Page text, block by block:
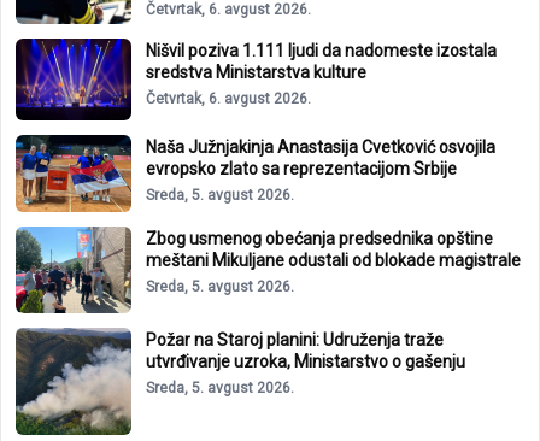
Četvrtak, 6. avgust 2026.
Nišvil poziva 1.111 ljudi da nadomeste izostala
sredstva Ministarstva kulture
Četvrtak, 6. avgust 2026.
Naša Južnjakinja Anastasija Cvetković osvojila
evropsko zlato sa reprezentacijom Srbije
Sreda, 5. avgust 2026.
Zbog usmenog obećanja predsednika opštine
meštani Mikuljane odustali od blokade magistrale
Sreda, 5. avgust 2026.
Požar na Staroj planini: Udruženja traže
utvrđivanje uzroka, Ministarstvo o gašenju
Sreda, 5. avgust 2026.